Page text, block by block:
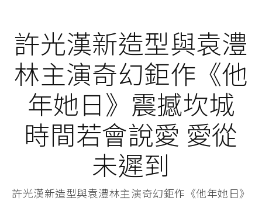
許光漢新造型與袁澧
林主演奇幻鉅作《他
年她日》震撼坎城
時間若會說愛 愛從
未遲到
許光漢新造型與袁澧林主演奇幻鉅作《他年她日》